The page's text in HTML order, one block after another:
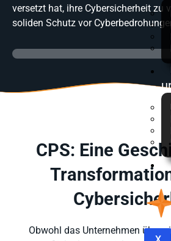
versetzt hat, ihre Cybersicherheit zu
soliden Schutz vor
CPS: Eine
Obwohl das Unternehmen über